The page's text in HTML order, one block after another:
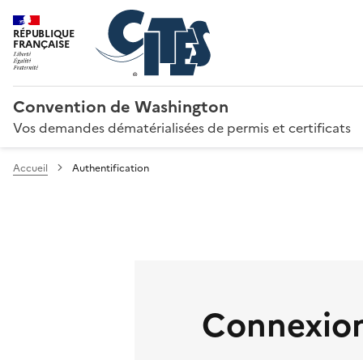
RÉPUBLIQUE
FRANÇAISE
Convention de Washington
Vos demandes dématérialisées de permis et certificats
Accueil Authentification